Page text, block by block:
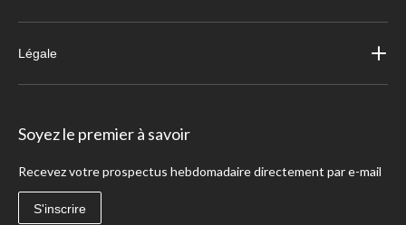
Légale
Soyez le premier à savoir
Recevez votre prospectus hebdomadaire directement par e-mail
S'inscrire